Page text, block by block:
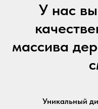
У нас
массива
Уникальный